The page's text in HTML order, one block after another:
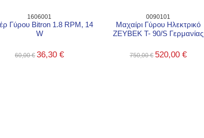
1606001
Γύρου Bitron 1.8 RPM, 14
W
60,00 € 36,30 €
0090101
Μαχαίρι Γύρου Ηλεκτρικό
ZEYBEK T- 90/S Γερμανίας
750,00 € 520,00 €